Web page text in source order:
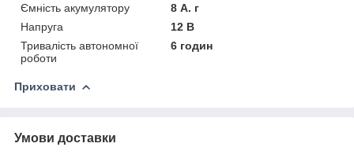
Ємність акумулятору
8 А. г
Напруга
12 В
Тривалість автономної
роботи
6 годин
Приховати
Умови доставки